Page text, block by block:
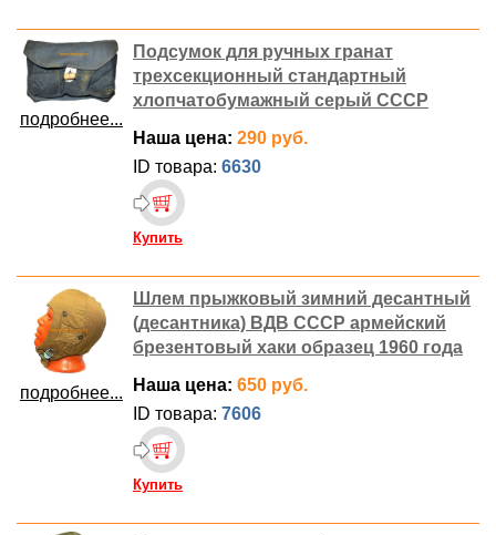
подробнее...
Подсумок для ручных гранат
трехсекционный стандартный
хлопчатобумажный серый СССР
Наша цена: 290 руб.
ID товара: 6630
Купить
подробнее...
Шлем прыжковый зимний десантный
(десантника) ВДВ СССР армейский
брезентовый хаки образец 1960 года
Наша цена: 650 руб.
ID товара: 7606
Купить